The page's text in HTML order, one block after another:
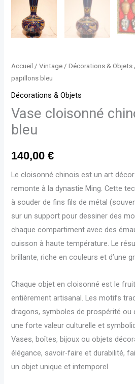
Accueil /Vintage /Décorations & Objets
papillons bleu
Décorations & Objets
Vase cloisonné
bleu
140,00€
Le cloisonné chinois est un art
remonte à la dynastie Ming. Cette
à souder de fins fils de métal
sur un support pour dessiner des
chaque compartiment avec des
cuisson à haute température. Le
brillante, riche en couleurs et d’une
Chaque objet en cloisonné est le
entièrement artisanal. Les motifs
dragons, symboles de prospérité ou
une forte valeur culturelle et
Vases, boîtes, bijoux ou objets
élégance, savoir-faire et durabilité,
un objet unique et intemporel.